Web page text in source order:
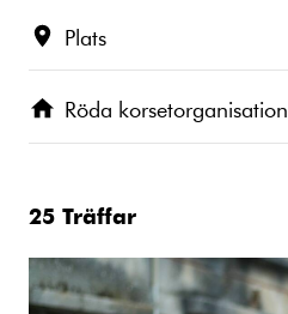
Plats
Röda korsetorganisation
25 Träffar